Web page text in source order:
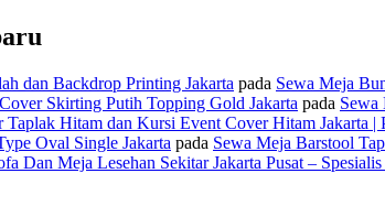
dan Backdrop Printing Jakarta pada Sewa Meja
Skirting Putih Topping Gold Jakarta pada Sewa
Taplak Hitam dan Kursi Event Cover Hitam Jakarta
Oval Single Jakarta pada Sewa Meja Barstool
Dan Meja Lesehan Sekitar Jakarta Pusat –